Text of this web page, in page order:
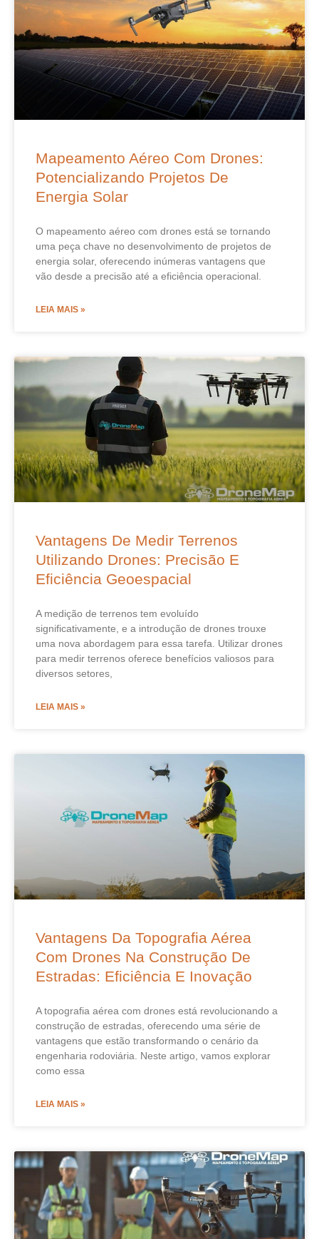
Mapeamento Aéreo Com Drones:
Potencializando Projetos De
Energia Solar
O mapeamento aéreo com drones está se tornando
uma peça chave no desenvolvimento de projetos de
energia solar, oferecendo inúmeras vantagens que
vão desde a precisão até a eficiência operacional.
LEIA MAIS »
Vantagens De Medir Terrenos
Utilizando Drones: Precisão E
Eficiência Geoespacial
A medição de terrenos tem evoluído
significativamente, e a introdução de drones trouxe
uma nova abordagem para essa tarefa. Utilizar drones
para medir terrenos oferece benefícios valiosos para
diversos setores,
LEIA MAIS »
Vantagens Da Topografia Aérea
Com Drones Na Construção De
Estradas: Eficiência E Inovação
A topografia aérea com drones está revolucionando a
construção de estradas, oferecendo uma série de
vantagens que estão transformando o cenário da
engenharia rodoviária. Neste artigo, vamos explorar
como essa
LEIA MAIS »